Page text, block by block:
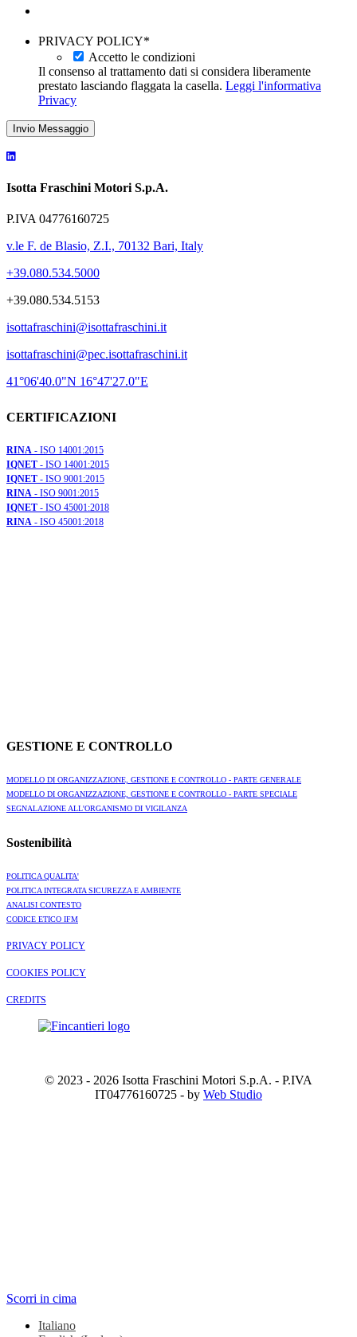
PRIVACY POLICY*
Accetto le condizioni
Il consenso al trattamento dati si considera liberamente
prestato lasciando flaggata la casella. Leggi l'informativa
Privacy
Invio Messaggio
Isotta Fraschini Motori S.p.A.
P.IVA 04776160725
v.le F. de Blasio, Z.I., 70132 Bari, Italy
+39.080.534.5000
+39.080.534.5153
isottafraschini@isottafraschini.it
isottafraschini@pec.isottafraschini.it
41°06'40.0"N 16°47'27.0"E
CERTIFICAZIONI
RINA - ISO 14001:2015
IQNET - ISO 14001:2015
IQNET - ISO 9001:2015
RINA - ISO 9001:2015
IQNET - ISO 45001:2018
RINA - ISO 45001:2018
GESTIONE E CONTROLLO
MODELLO DI ORGANIZZAZIONE, GESTIONE E CONTROLLO - PARTE GENERALE
MODELLO DI ORGANIZZAZIONE, GESTIONE E CONTROLLO - PARTE SPECIALE
SEGNALAZIONE ALL'ORGANISMO DI VIGILANZA
Sostenibilità
POLITICA QUALITA'
POLITICA INTEGRATA SICUREZZA E AMBIENTE
ANALISI CONTESTO
CODICE ETICO IFM
PRIVACY POLICY
COOKIES POLICY
CREDITS
© 2023 - 2026 Isotta Fraschini Motori S.p.A. - P.IVA
IT04776160725 - by Web Studio
Scorri in cima
Italiano